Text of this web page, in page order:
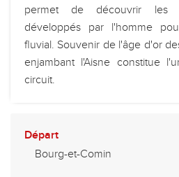
permet de découvrir les
développés par l'homme
fluvial. Souvenir de l'âge d'or
enjambant l'Aisne constitue
circuit.
Départ
Bourg-et-Comin